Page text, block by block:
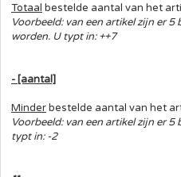
Totaal bestelde aantal van het
Voorbeeld: van een artikel zijn er
worden. U typt in: ++7
- [aantal]
Minder bestelde aantal van het
Voorbeeld: van een artikel zijn er
typt in: -2